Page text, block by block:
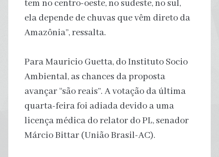
tem no centro-oeste, no sudeste, no sul,
ela depende de chuvas que vêm direto da
Amazônia”, ressalta.
Para Mauricio Guetta, do Instituto Socio
Ambiental, as chances da proposta
avançar “são reais”. A votação da última
quarta-feira foi adiada devido a uma
licença médica do relator do PL, senador
Márcio Bittar (União Brasil-AC).